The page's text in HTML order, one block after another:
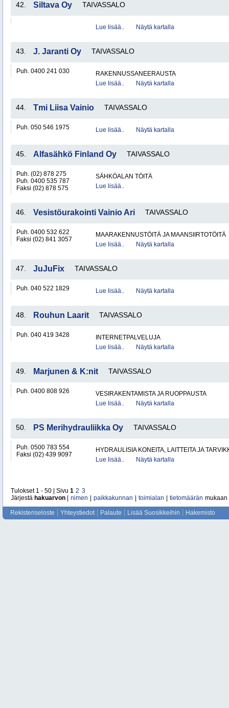
42. Siltava Oy TAIVASSALO
Lue lisää.. Näytä kartalla
43. J. Jaranti Oy TAIVASSALO
Puh. 0400 241 030
RAKENNUSSANEERAUSTA
Lue lisää..
Näytä kartalla
44. Tmi Liisa Vainio TAIVASSALO
Puh. 050 546 1975 Lue lisää.. Näytä kartalla
45. Alfasähkö Finland Oy TAIVASSALO
Puh. (02) 878 275
Puh. 0400 535 787
Faksi (02) 878 575
SÄHKÖALAN TÖITÄ
Lue lisää..
46. Vesistöurakointi Vainio Ari TAIVASSALO
Puh. 0400 532 622
Faksi (02) 841 3057
MAARAKENNUSTÖITÄ JA MAANSIIRTOTÖITÄ
Lue lisää..
Näytä kartalla
47. JuJuFix TAIVASSALO
Puh. 040 522 1829 Lue lisää.. Näytä kartalla
48. Rouhun Laarit TAIVASSALO
Puh. 040 419 3428
INTERNETPALVELUJA
Lue lisää..
Näytä kartalla
49. Marjunen & K:nit TAIVASSALO
Puh. 0400 808 926
VESIRAKENTAMISTA JA RUOPPAUSTA
Lue lisää..
Näytä kartalla
50. PS Merihydrauliikka Oy TAIVASSALO
Puh. 0500 783 554
Faksi (02) 439 9097
HYDRAULISIA KONEITA, LAITTEITA JA
Lue lisää..
Näytä kartalla
Tulokset 1 - 50 | Sivu 1 2 3
Järjestä hakuarvon nimen paikkakunnan toimialan tietomäärän mukaan
Rekisteriseloste Yhteystiedot Palaute Lisää Suosikkeihin Hakemisto